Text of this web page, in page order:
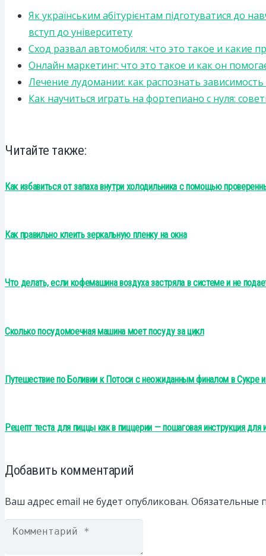
Як українським абітурієнтам підготуватися до
вступ до університету
Сход развал автомобиля: что это такое и какие
Онлайн маркетинг: что это такое и как он
Лечение лудомании: как распознать
Как научиться играть на фортепиано с нуля:
Читайте также:
Как избавиться от запаха внутри холодильника с помощью
Как правильно клеить зеркальную пленку на окна
Что делать, если кофемашина воздуха застряла в системе и не
Сколько посудомоечная машина моет посуду за цикл
Путешествие по Боливии к Потоси с неожиданным финалом в Сукре и
Рецепт теста для пиццы как в пиццерии — пошаговая инструкция для
Добавить комментарий
Ваш адрес email не будет опубликован. Обязательные